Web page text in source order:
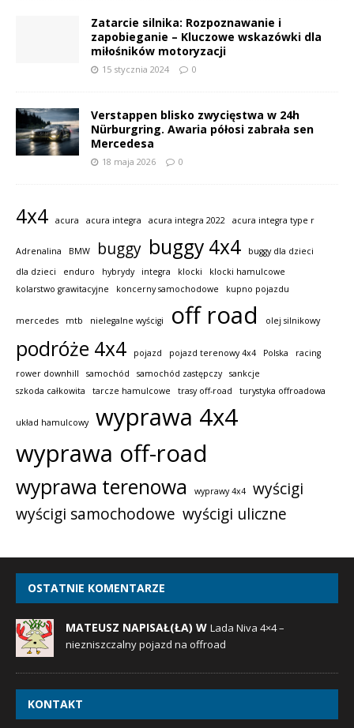
Zatarcie silnika: Rozpoznawanie i
zapobieganie – Kluczowe wskazówki dla
miłośników motoryzacji
15 stycznia 2024 0
Verstappen blisko zwycięstwa w 24h
Nürburgring. Awaria półosi zabrała sen
Mercedesa
18 maja 2026 0
4x4 acura acura integra acura integra 2022 acura integra type r
Adrenalina BMW buggy buggy 4x4
buggy dla dzieci
dla dzieci
enduro hybrydy integra klocki
klocki hamulcowe
kolarstwo grawitacyjne
koncerny samochodowe kupno pojazdu
mercedes mtb nielegalne wyścigi off road olej silnikowy
podróże 4x4 pojazd pojazd terenowy 4x4 Polska
racing
rower downhill
samochód samochód zastępczy
sankcje
szkoda całkowita
tarcze hamulcowe trasy off-road turystyka offroadowa
układ hamulcowy
wyprawa 4x4
wyprawa off-road
wyprawa terenowa wyprawy 4x4
wyścigi
wyścigi samochodowe wyścigi uliczne
OSTATNIE KOMENTARZE
MATEUSZ NAPISAŁ(ŁA) W Lada Niva 4×4 –
niezniszczalny pojazd na offroad
KONTAKT